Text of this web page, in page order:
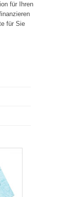
für Ihren
für Sie